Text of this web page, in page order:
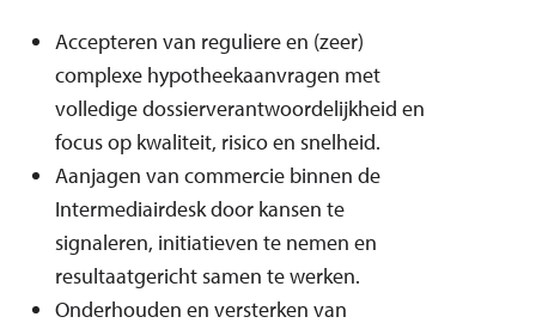
Accepteren van reguliere en (zeer)
complexe hypotheekaanvragen met
volledige dossierverantwoordelijkheid en
focus op kwaliteit, risico en snelheid.
Aanjagen van commercie binnen de
Intermediairdesk door kansen te
signaleren, initiatieven te nemen en
resultaatgericht samen te werken.
Onderhouden en versterken van